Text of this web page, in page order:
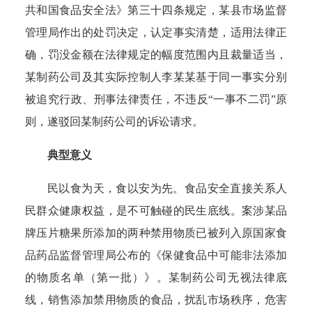
共和国食品安全法》第三十四条规定，某县市场监督
管理局作出的处罚决定，认定事实清楚，适用法律正
确，罚没金额在法律规定的幅度范围内且裁量适当，
某制药公司及其实际控制人李某某基于同一事实分别
被追究行政、刑事法律责任，不违反“一事不二罚”原
则，遂驳回某制药公司的诉讼请求。
典型意义
民以食为天，食以安为先。 食品安全直接关系人
民群众健康权益，是不可触碰的民生底线。 案涉某品
牌压片糖果所添加的两种禁用物质已被列入原国家食
品药品监督管理局公布的《保健食品中可能非法添加
的物质名单（第一批）》。某制药公司无视法律底
线，销售添加禁用物质的食品，扰乱市场秩序，危害